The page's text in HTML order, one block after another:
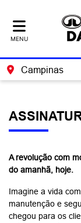
MENU
Campinas
A revolução com
do amanhã, hoje.
Imagine a vida
manutenção e
chegou para os